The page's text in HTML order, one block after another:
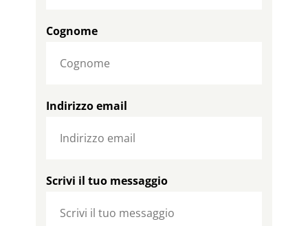
Cognome
Indirizzo email
Scrivi il tuo messaggio